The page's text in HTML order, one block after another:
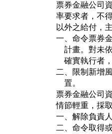
票券金融公司
率要求者，不
以外之給付，
一、命令票券
計畫。對
確實執行者
二、限制新增
    置。
票券金融公司
情節輕重，採
一、解除負責
二、命令取得